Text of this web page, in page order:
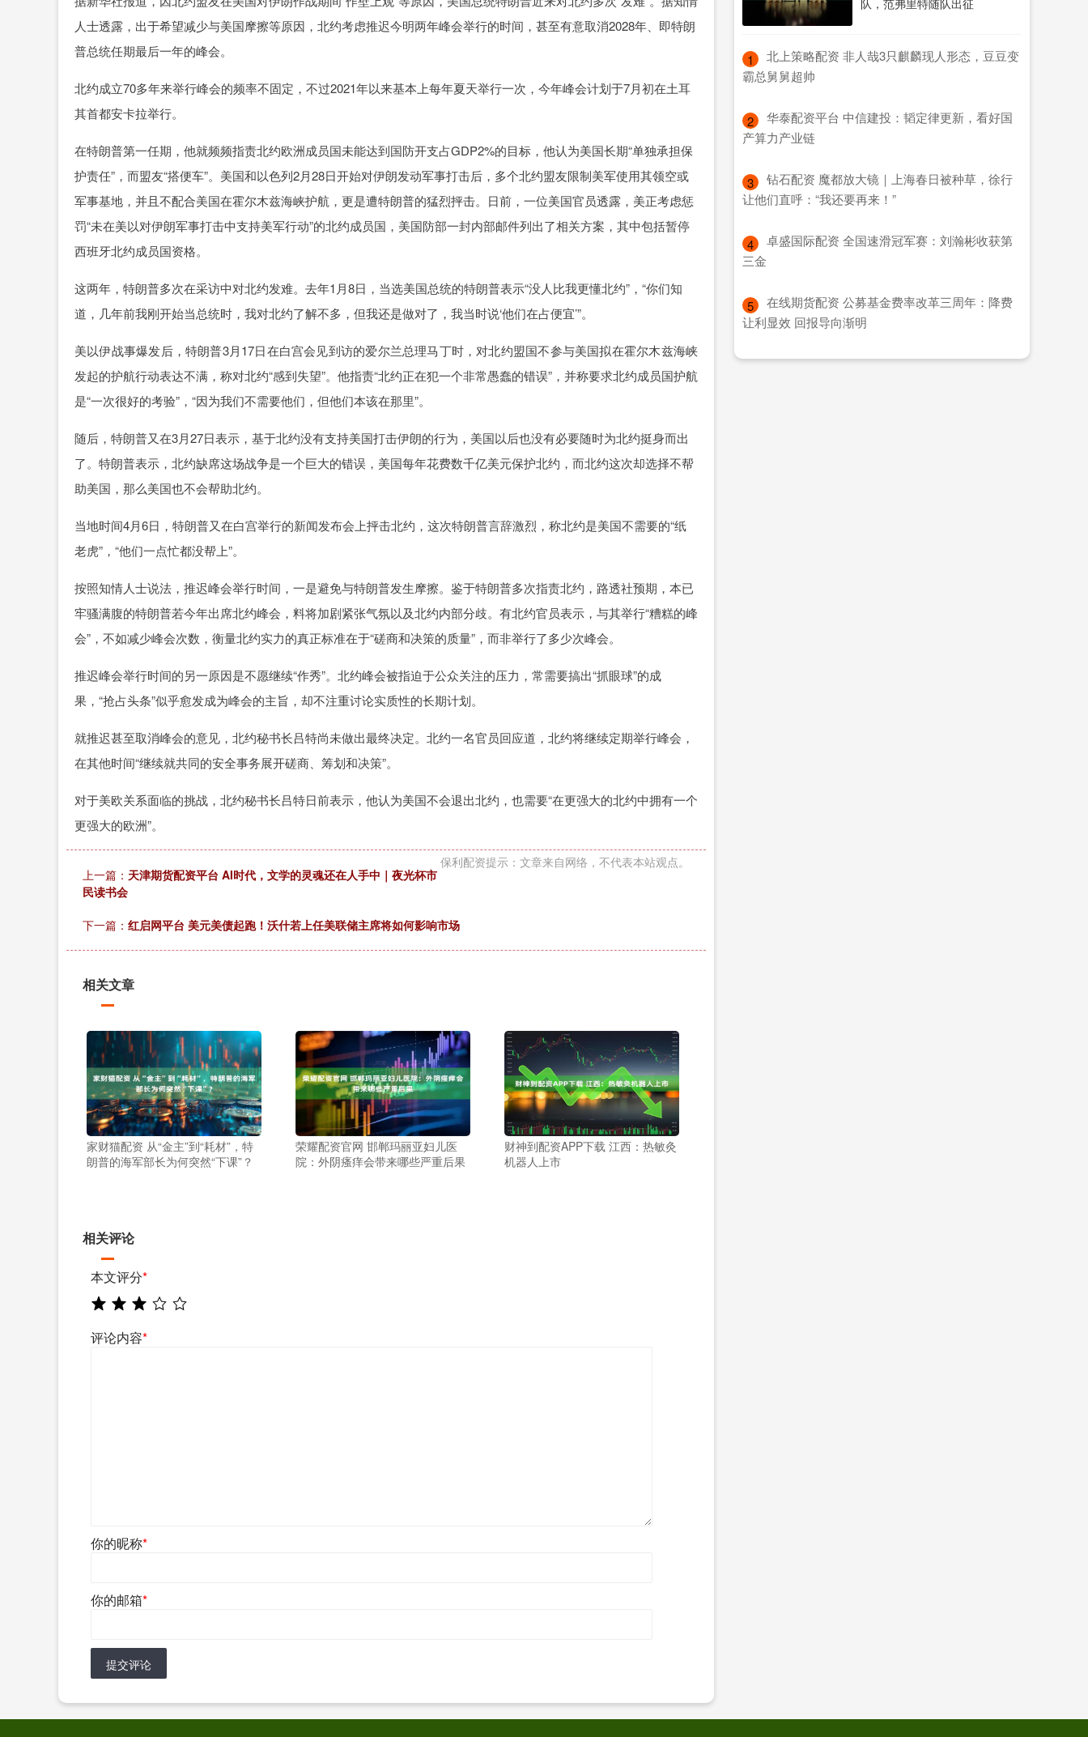
人士透露，出于希望减少与美国摩擦等原因，北约考虑推迟今明两年峰会举行的时间，甚至有意取消2028年、即特朗
普总统任期最后一年的峰会。
北约成立70多年来举行峰会的频率不固定，不过2021年以来基本上每年夏天举行一次，今年峰会计划于7月初在土耳
其首都安卡拉举行。
在特朗普第一任期，他就频频指责北约欧洲成员国未能达到国防开支占GDP2%的目标，他认为美国长期“单独承担保
护责任”，而盟友“搭便车”。美国和以色列2月28日开始对伊朗发动军事打击后，多个北约盟友限制美军使用其领空或
军事基地，并且不配合美国在霍尔木兹海峡护航，更是遭特朗普的猛烈抨击。日前，一位美国官员透露，美正考虑惩
罚“未在美以对伊朗军事打击中支持美军行动”的北约成员国，美国防部一封内部邮件列出了相关方案，其中包括暂停
西班牙北约成员国资格。
这两年，特朗普多次在采访中对北约发难。去年1月8日，当选美国总统的特朗普表示“没人比我更懂北约”，“你们知
道，几年前我刚开始当总统时，我对北约了解不多，但我还是做对了，我当时说‘他们在占便宜’”。
美以伊战事爆发后，特朗普3月17日在白宫会见到访的爱尔兰总理马丁时，对北约盟国不参与美国拟在霍尔木兹海峡
发起的护航行动表达不满，称对北约“感到失望”。他指责“北约正在犯一个非常愚蠢的错误”，并称要求北约成员国护航
是“一次很好的考验”，“因为我们不需要他们，但他们本该在那里”。
随后，特朗普又在3月27日表示，基于北约没有支持美国打击伊朗的行为，美国以后也没有必要随时为北约挺身而出
了。特朗普表示，北约缺席这场战争是一个巨大的错误，美国每年花费数千亿美元保护北约，而北约这次却选择不帮
助美国，那么美国也不会帮助北约。
当地时间4月6日，特朗普又在白宫举行的新闻发布会上抨击北约，这次特朗普言辞激烈，称北约是美国不需要的“纸
老虎”，“他们一点忙都没帮上”。
按照知情人士说法，推迟峰会举行时间，一是避免与特朗普发生摩擦。鉴于特朗普多次指责北约，路透社预期，本已
牢骚满腹的特朗普若今年出席北约峰会，料将加剧紧张气氛以及北约内部分歧。有北约官员表示，与其举行“糟糕的峰
会”，不如减少峰会次数，衡量北约实力的真正标准在于“磋商和决策的质量”，而非举行了多少次峰会。
推迟峰会举行时间的另一原因是不愿继续“作秀”。北约峰会被指迫于公众关注的压力，常需要搞出“抓眼球”的成
果，“抢占头条”似乎愈发成为峰会的主旨，却不注重讨论实质性的长期计划。
就推迟甚至取消峰会的意见，北约秘书长吕特尚未做出最终决定。北约一名官员回应道，北约将继续定期举行峰会，
在其他时间“继续就共同的安全事务展开磋商、筹划和决策”。
对于美欧关系面临的挑战，北约秘书长吕特日前表示，他认为美国不会退出北约，也需要“在更强大的北约中拥有一个
更强大的欧洲”。
保利配资提示：文章来自网络，不代表本站观点。
上一篇： 天津期货配资平台 AI时代，文学的灵魂还在人手中｜夜光杯市
民读书会
下一篇： 红启网平台 美元美债起跑！沃什若上任美联储主席将如何影响市场
相关文章
家财猫配资 从“金主”到“耗材”，特
朗普的海军部长为何突然“下课”？
荣耀配资官网 邯郸玛丽亚妇儿医
院：外阴瘙痒会带来哪些严重后果
财神到配资APP下载 江西：热敏灸
机器人上市
相关评论
本文评分*
评论内容*
你的昵称*
你的邮箱*
提交评论
队，范弗里特随队出征
1
​北上策略配资 非人哉3只麒麟现人形态，豆豆变
霸总舅舅超帅
2
​华泰配资平台 中信建投：韬定律更新，看好国
产算力产业链
3
​钻石配资 魔都放大镜｜上海春日被种草，徐行
让他们直呼：“我还要再来！”
4
​卓盛国际配资 全国速滑冠军赛：刘瀚彬收获第
三金
5
​在线期货配资 公募基金费率改革三周年：降费
让利显效 回报导向渐明